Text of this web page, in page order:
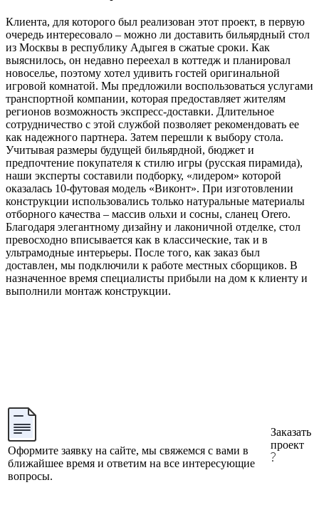
Клиента, для которого был реализован этот проект, в первую
очередь интересовало – можно ли доставить бильярдный стол
из Москвы в республику Адыгея в сжатые сроки. Как
выяснилось, он недавно переехал в коттедж и планировал
новоселье, поэтому хотел удивить гостей оригинальной
игровой комнатой. Мы предложили воспользоваться услугами
транспортной компании, которая предоставляет жителям
регионов возможность экспресс-доставки. Длительное
сотрудничество с этой службой позволяет рекомендовать ее
как надежного партнера. Затем перешли к выбору стола.
Учитывая размеры будущей бильярдной, бюджет и
предпочтение покупателя к стилю игры (русская пирамида),
наши эксперты составили подборку, «лидером» которой
оказалась 10-футовая модель «Виконт». При изготовлении
конструкции использовались только натуральные материалы
отборного качества – массив ольхи и сосны, сланец Orero.
Благодаря элегантному дизайну и лаконичной отделке, стол
превосходно вписывается как в классические, так и в
ультрамодные интерьеры. После того, как заказ был
доставлен, мы подключили к работе местных сборщиков. В
назначенное время специалисты прибыли на дом к клиенту и
выполнили монтаж конструкции.
Оформите заявку на сайте, мы свяжемся с вами в
ближайшее время и ответим на все интересующие
вопросы.
Заказать
проект